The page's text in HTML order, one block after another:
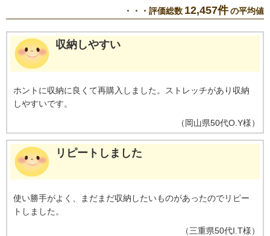
・・・評価総数 12,457件の平均値
収納しやすい
ホントに収納に良くて再購入しました。ストレッチがあり収納
しやすいです。
（岡山県50代O.Y様）
リピートしました
使い勝手がよく、まだまだ収納したいものがあったのでリピー
トしました。
（三重県50代I.T様）